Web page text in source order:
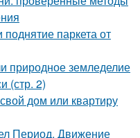
поднятие паркета от
природное земледелие
(стр. 2)
дом или квартиру
Период. Движение